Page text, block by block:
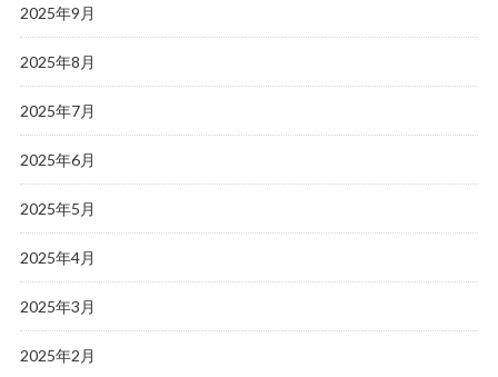
2025年9月
2025年8月
2025年7月
2025年6月
2025年5月
2025年4月
2025年3月
2025年2月